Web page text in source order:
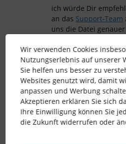
ich würde Dir
an das Support-Team
uns die Datei
Kontoinhabende
Viele Grüße
Steffi
Dokumentvorlagen
Wir verwenden Cookies
Nutzungserlebnis auf unserer
Sie helfen uns besser zu
Websites genutzt wird, damit
anpassen und Werbung
Akzeptieren erklären Sie sich
Ihre Einwilligung können Sie
die Zukunft widerrufen oder